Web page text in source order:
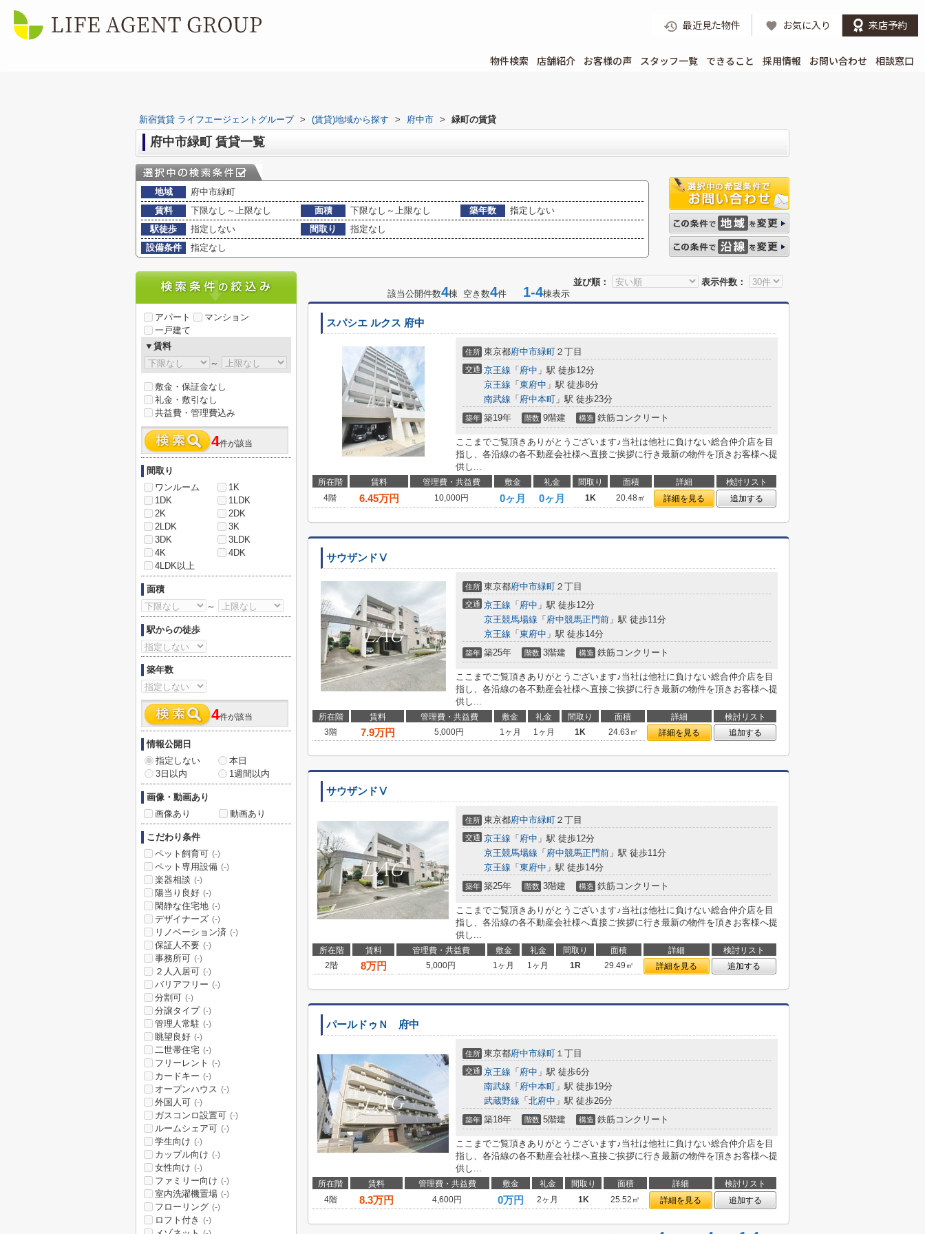
最近見た物件 お気に入り 来店予約
物件検索 店舗紹介 お客様の声 スタッフ一覧 できること 採用情報 お問い合わせ 相談窓口
新宿賃貸 ライフエージェントグループ > (賃貸)地域から探す > 府中市 > 緑町の賃貸
府中市緑町 賃貸一覧
地域
府中市緑町
賃料
下限なし～上限なし 面積 下限なし～上限なし 築年数
指定しない
駅徒歩
指定しない 間取り
指定なし
設備条件
指定なし
並び順：
表示件数：
該当公開件数4棟 空き数4件 1-4棟表示
スパシエ ルクス 府中
住所 東京都府中市緑町 ２丁目
交通 京王線 「 府中 」駅 徒歩12分
京王線 「 東府中 」駅 徒歩8分
南武線 「 府中本町 」駅 徒歩23分
築年 築19年 階数 9階建 構造 鉄筋コンクリート
ここまでご覧頂きありがとうございます♪当社は他社に負けない総合仲介店を目
指し、各沿線の各不動産会社様へ直接ご挨拶に行き最新の物件を頂きお客様へ提
供し...
所在階 賃料 管理費・共益費 敷金 礼金 間取り 面積 詳細
検討リスト
4階
6.45万円 10,000円 0ヶ月 0ヶ月 1K 20.48㎡ 詳細を見る 追加する
サウザンドⅤ
住所 東京都府中市緑町 ２丁目
交通 京王線 「 府中 」駅 徒歩12分
京王競馬場線 「 府中競馬正門前 」駅 徒歩11分
京王線 「 東府中 」駅 徒歩14分
築年 築25年 階数 3階建 構造 鉄筋コンクリート
ここまでご覧頂きありがとうございます♪当社は他社に負けない総合仲介店を目
指し、各沿線の各不動産会社様へ直接ご挨拶に行き最新の物件を頂きお客様へ提
供し...
所在階 賃料 管理費・共益費 敷金 礼金 間取り 面積 詳細
検討リスト
3階
7.9万円 5,000円 1ヶ月 1ヶ月 1K 24.63㎡ 詳細を見る 追加する
サウザンドⅤ
住所 東京都府中市緑町 ２丁目
交通 京王線 「 府中 」駅 徒歩12分
京王競馬場線 「 府中競馬正門前 」駅 徒歩11分
京王線 「 東府中 」駅 徒歩14分
築年 築25年 階数 3階建 構造 鉄筋コンクリート
ここまでご覧頂きありがとうございます♪当社は他社に負けない総合仲介店を目
指し、各沿線の各不動産会社様へ直接ご挨拶に行き最新の物件を頂きお客様へ提
供し...
所在階 賃料 管理費・共益費 敷金 礼金 間取り 面積 詳細
検討リスト
2階
8万円 5,000円 1ヶ月 1ヶ月 1R 29.49㎡ 詳細を見る 追加する
パールドゥＮ 府中
住所 東京都府中市緑町 １丁目
交通 京王線 「 府中 」駅 徒歩6分
南武線 「 府中本町 」駅 徒歩19分
武蔵野線 「 北府中 」駅 徒歩26分
築年 築18年 階数 5階建 構造 鉄筋コンクリート
ここまでご覧頂きありがとうございます♪当社は他社に負けない総合仲介店を目
指し、各沿線の各不動産会社様へ直接ご挨拶に行き最新の物件を頂きお客様へ提
供し...
所在階 賃料 管理費・共益費 敷金 礼金 間取り 面積 詳細
検討リスト
4階
8.3万円 4,600円 0万円 2ヶ月 1K 25.52㎡ 詳細を見る 追加する
アパート
マンション
一戸建て
▼賃料
～
敷金・保証金なし
礼金・敷引なし
共益費・管理費込み
4件が該当
間取り
ワンルーム
1K
1DK
1LDK
2K
2DK
2LDK
3K
3DK
3LDK
4K
4DK
4LDK以上
面積
～
駅からの徒歩
築年数
4件が該当
情報公開日
指定しない
本日
3日以内
1週間以内
画像・動画あり
画像あり
動画あり
こだわり条件
ペット飼育可 (-)
ペット専用設備 (-)
楽器相談 (-)
陽当り良好 (-)
閑静な住宅地 (-)
デザイナーズ (-)
リノベーション済 (-)
保証人不要 (-)
事務所可 (-)
２人入居可 (-)
バリアフリー (-)
分割可 (-)
分譲タイプ (-)
管理人常駐 (-)
眺望良好 (-)
二世帯住宅 (-)
フリーレント (-)
カードキー (-)
オープンハウス (-)
外国人可 (-)
ガスコンロ設置可 (-)
ルームシェア可 (-)
学生向け (-)
カップル向け (-)
女性向け (-)
ファミリー向け (-)
室内洗濯機置場 (-)
フローリング (-)
ロフト付き (-)